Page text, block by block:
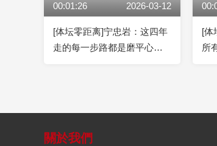
00:01:26 2026-03-12
[体坛零距离]宁忠岩：这四年
走的每一步路都是磨平心态
[体
所
關於我們